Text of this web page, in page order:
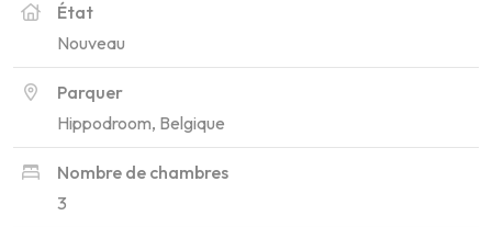
État
Nouveau
Parquer
Hippodroom, Belgique
Nombre de chambres
3